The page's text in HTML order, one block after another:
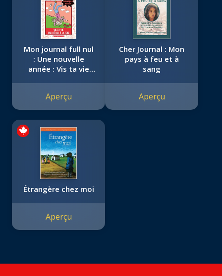
Mon journal full nul
: Une nouvelle
année : Vis ta vie
Aperçu
Cher Journal : Mon
pays à feu et à
sang
Aperçu
Étrangère chez moi
Aperçu